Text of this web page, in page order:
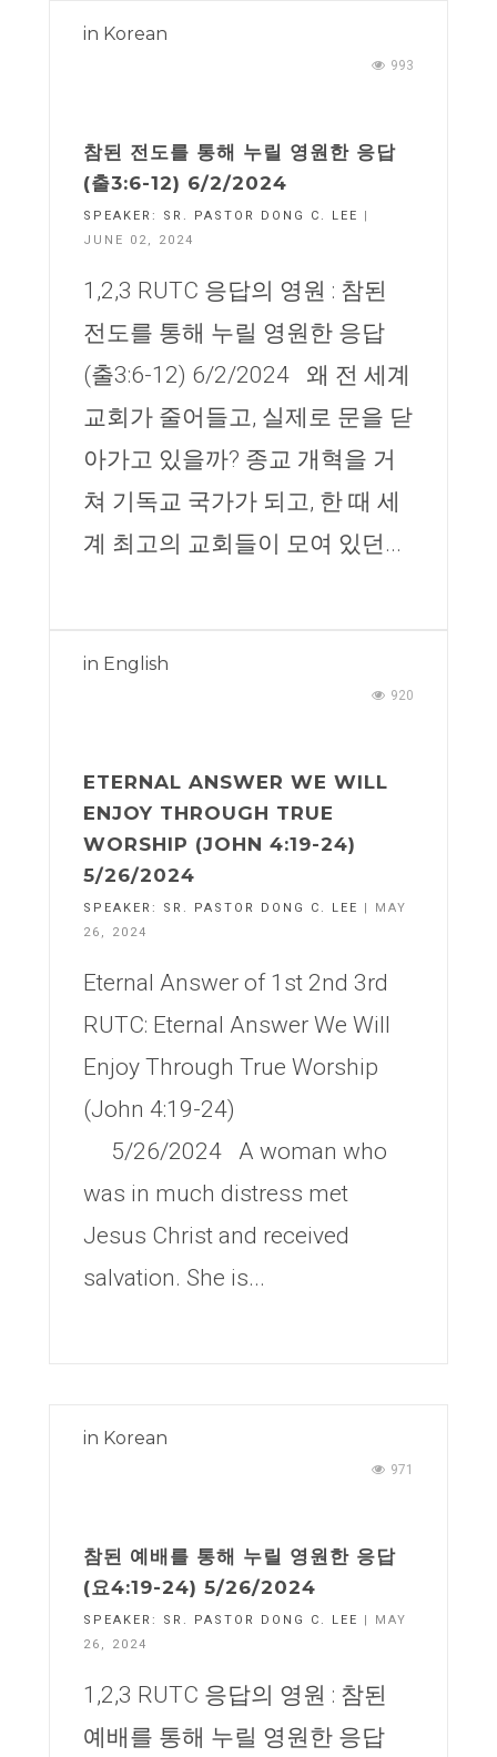
in Korean
993
참된 전도를 통해 누릴 영원한 응답
(출3:6-12) 6/2/2024
SPEAKER: SR. PASTOR DONG C. LEE
|
JUNE 02, 2024
1,2,3 RUTC 응답의 영원 : 참된
전도를 통해 누릴 영원한 응답
(출3:6-12) 6/2/2024 왜 전 세계
교회가 줄어들고, 실제로 문을 닫
아가고 있을까? 종교 개혁을 거
쳐 기독교 국가가 되고, 한 때 세
계 최고의 교회들이 모여 있던...
in English
920
ETERNAL ANSWER WE WILL
ENJOY THROUGH TRUE
WORSHIP (JOHN 4:19-24)
5/26/2024
SPEAKER: SR. PASTOR DONG C. LEE
| MAY
26, 2024
Eternal Answer of 1st 2nd 3rd
RUTC: Eternal Answer We Will
Enjoy Through True Worship
(John 4:19-24)
5/26/2024 A woman who
was in much distress met
Jesus Christ and received
salvation. She is...
in Korean
971
참된 예배를 통해 누릴 영원한 응답
(요4:19-24) 5/26/2024
SPEAKER: SR. PASTOR DONG C. LEE
| MAY
26, 2024
1,2,3 RUTC 응답의 영원 : 참된
예배를 통해 누릴 영원한 응답